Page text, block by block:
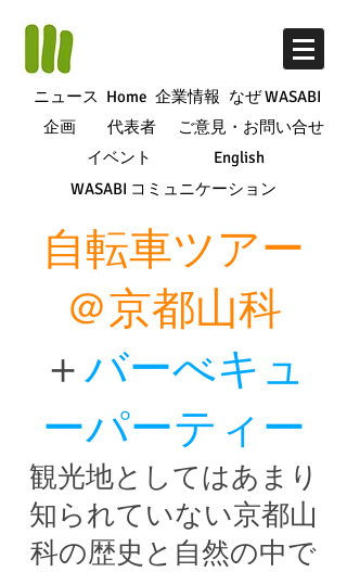
ニュース Home 企業情報 なぜ WASABI
企画
代表者
ご意見・お問い合せ
イベント
English
自転車ツアー
＠京都山科
＋バーべキュ
ーパーティー
観光地としてはあまり
知られていない京都山
科の歴史と自然の中で
WASABI コミュニケーション